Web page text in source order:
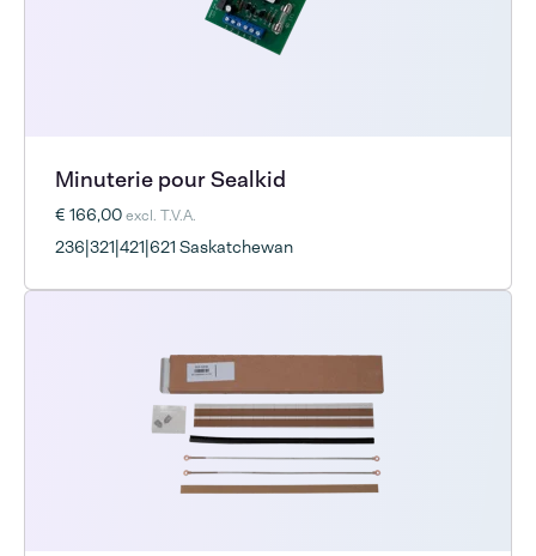
Minuterie pour Sealkid
€ 166,00excl. T.V.A.
236|321|421|621 Saskatchewan